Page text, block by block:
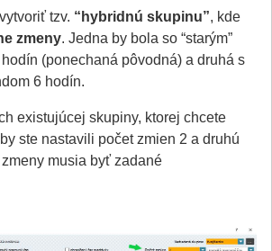
tzv. “hybridnú skupinu”, kde
zmeny. Jedna by bola so “starým”
(ponechaná pôvodná) a druhá s
6 hodín.
existujúcej skupiny, ktorej chcete
by ste nastavili počet zmien 2 a druhú
musia byť zadané